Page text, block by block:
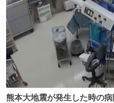
熊本大地震が発生した時の